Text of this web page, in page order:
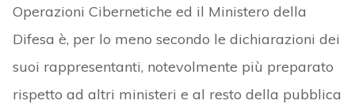
Operazioni Cibernetiche ed il Ministero della
Difesa è, per lo meno secondo le dichiarazioni dei
suoi rappresentanti, notevolmente più preparato
rispetto ad altri ministeri e al resto della pubblica